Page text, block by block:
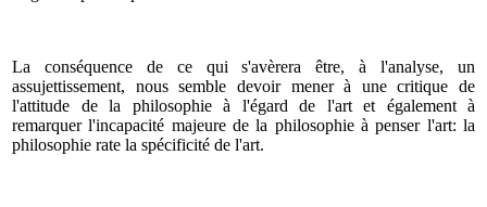
La conséquence de ce qui s'avèrera être, à l'analyse, un
assujettissement, nous semble devoir mener à une critique de
l'attitude de la philosophie à l'égard de l'art et également à
remarquer l'incapacité majeure de la philosophie à penser l'art: la
philosophie rate la spécificité de l'art.